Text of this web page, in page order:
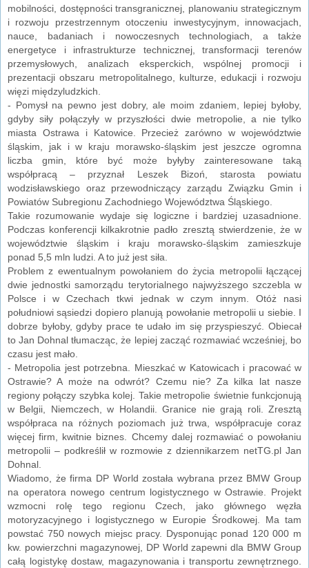
mobilności, dostępności transgranicznej, planowaniu strategicznym
i rozwoju przestrzennym otoczeniu inwestycyjnym, innowacjach,
nauce, badaniach i nowoczesnych technologiach, a także
energetyce i infrastrukturze technicznej, transformacji terenów
przemysłowych, analizach eksperckich, wspólnej promocji i
prezentacji obszaru metropolitalnego, kulturze, edukacji i rozwoju
więzi międzyludzkich.
- Pomysł na pewno jest dobry, ale moim zdaniem, lepiej byłoby,
gdyby siły połączyły w przyszłości dwie metropolie, a nie tylko
miasta Ostrawa i Katowice. Przecież zarówno w województwie
śląskim, jak i w kraju morawsko-śląskim jest jeszcze ogromna
liczba gmin, które być może byłyby zainteresowane taką
współpracą – przyznał Leszek Bizoń, starosta powiatu
wodzisławskiego oraz przewodniczący zarządu Związku Gmin i
Powiatów Subregionu Zachodniego Województwa Śląskiego.
Takie rozumowanie wydaje się logiczne i bardziej uzasadnione.
Podczas konferencji kilkakrotnie padło zresztą stwierdzenie, że w
województwie śląskim i kraju morawsko-śląskim zamieszkuje
ponad 5,5 mln ludzi. A to już jest siła.
Problem z ewentualnym powołaniem do życia metropolii łączącej
dwie jednostki samorządu terytorialnego najwyższego szczebla w
Polsce i w Czechach tkwi jednak w czym innym. Otóż nasi
południowi sąsiedzi dopiero planują powołanie metropolii u siebie. I
dobrze byłoby, gdyby prace te udało im się przyspieszyć. Obiecał
to Jan Dohnal tłumacząc, że lepiej zacząć rozmawiać wcześniej, bo
czasu jest mało.
- Metropolia jest potrzebna. Mieszkać w Katowicach i pracować w
Ostrawie? A może na odwrót? Czemu nie? Za kilka lat nasze
regiony połączy szybka kolej. Takie metropolie świetnie funkcjonują
w Belgii, Niemczech, w Holandii. Granice nie grają roli. Zresztą
współpraca na różnych poziomach już trwa, współpracuje coraz
więcej firm, kwitnie biznes. Chcemy dalej rozmawiać o powołaniu
metropolii – podkreślił w rozmowie z dziennikarzem netTG.pl Jan
Dohnal.
Wiadomo, że firma DP World została wybrana przez BMW Group
na operatora nowego centrum logistycznego w Ostrawie. Projekt
wzmocni rolę tego regionu Czech, jako głównego węzła
motoryzacyjnego i logistycznego w Europie Środkowej. Ma tam
powstać 750 nowych miejsc pracy. Dysponując ponad 120 000 m
kw. powierzchni magazynowej, DP World zapewni dla BMW Group
całą logistykę dostaw, magazynowania i transportu zewnętrznego.